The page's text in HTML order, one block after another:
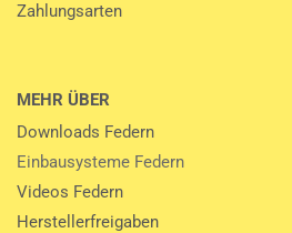
Zahlungsarten
MEHR ÜBER
Downloads Federn
Einbausysteme Federn
Videos Federn
Herstellerfreigaben